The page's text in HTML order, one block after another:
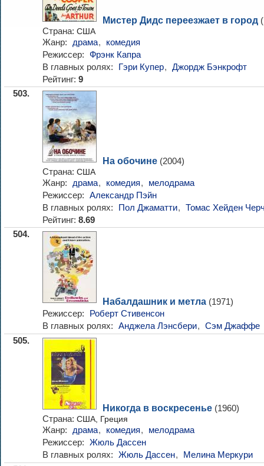
Мистер Дидс переезжает в город
Страна: США
Жанр: драма,
комедия
Режиссер: Фрэнк Капра
В главных ролях:
Гэри Купер, Джордж Бэнкрофт
Рейтинг: 9
503.
На обочине (2004)
Страна: США
Жанр: драма, комедия,
мелодрама
Режиссер: Александр Пэйн
В главных ролях:
Пол Джаматти, Томас Хейден
Рейтинг: 8.69
504.
Набалдашник и метла (1971)
Режиссер:
Роберт Стивенсон
В главных ролях: Анджела Лэнсбери, Сэм Джаффе
505.
Никогда в воскресенье (1960)
Страна: США, Греция
Жанр: драма, комедия,
мелодрама
Режиссер: Жюль Дассен
В главных ролях: Жюль Дассен, Мелина Меркури